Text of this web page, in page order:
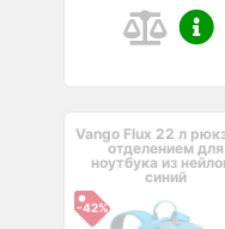
Vango Flux 22 л
отделением для
ноутбука из
синий
-42%